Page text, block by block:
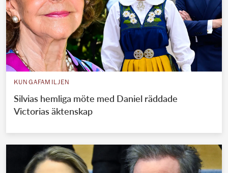
KUNGAFAMILJEN
Silvias hemliga möte med Daniel räddade
Victorias äktenskap